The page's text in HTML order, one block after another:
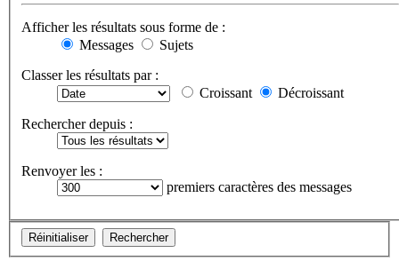
Afficher les résultats sous forme de :
Messages
Sujets
Classer les résultats par :
Croissant
Décroissant
Rechercher depuis :
Renvoyer les :
premiers caractères des messages